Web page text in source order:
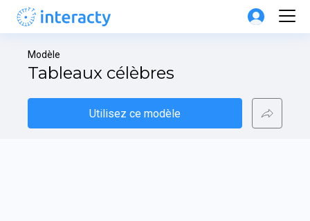
Modèle
Tableaux célèbres
Utilisez ce modèle